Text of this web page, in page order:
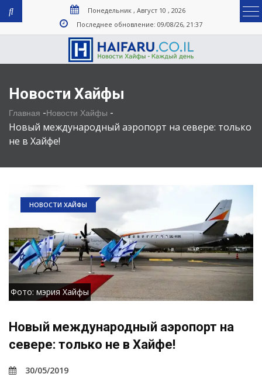
Понедельник , Август 10 , 2026
Последнее обновление: 09/08/26, 21:37
Новости Хайфы
Главная -Новости Хайфы -
Новый международный аэропорт на севере: только
не в Хайфе!
НОВОСТИ ХАЙФЫ
Фото: мэрия Хайфы
Новый международный аэропорт на
севере: только не в Хайфе!
30/05/2019